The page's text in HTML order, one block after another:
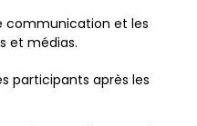
communication et les
et médias.
participants après les